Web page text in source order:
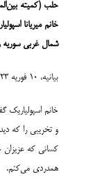
حلب (کمیته
خانم میریانا
شمال غربی سوریه
بیانیه، 10 فوریه 2023 (21 بهمن 1401)،
خانم
و تخریبی را که
کسانی که عزیزان
همدردی می‌­کنم.